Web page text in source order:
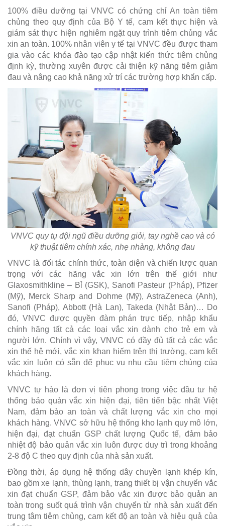
100% điều dưỡng tại VNVC có chứng chỉ An toàn tiêm
chủng theo quy định của Bộ Y tế, cam kết thực hiện và
giám sát thực hiện nghiêm ngặt quy trình tiêm chủng vắc
xin an toàn. 100% nhân viên y tế tại VNVC đều được tham
gia vào các khóa đào tạo cập nhật kiến thức tiêm chủng
định kỳ, thường xuyên được cải thiện kỹ năng tiêm giảm
đau và nâng cao khả năng xử trí các trường hợp khẩn cấp.
VNVC quy tụ đội ngũ điều dưỡng giỏi, tay nghề cao và có
kỹ thuật tiêm chính xác, nhẹ nhàng, không đau
VNVC là đối tác chính thức, toàn diện và chiến lược quan
trọng với các hãng vắc xin lớn trên thế giới như
Glaxosmithkline – Bỉ (GSK), Sanofi Pasteur (Pháp), Pfizer
(Mỹ), Merck Sharp and Dohme (Mỹ), AstraZeneca (Anh),
Sanofi (Pháp), Abbott (Hà Lan), Takeda (Nhật Bản)… Do
đó, VNVC được quyền đàm phán trực tiếp, nhập khẩu
chính hãng tất cả các loại vắc xin dành cho trẻ em và
người lớn. Chính vì vậy, VNVC có đầy đủ tất cả các vắc
xin thế hệ mới, vắc xin khan hiếm trên thị trường, cam kết
vắc xin luôn có sẵn để phục vụ nhu cầu tiêm chủng của
khách hàng.
VNVC tự hào là đơn vị tiên phong trong việc đầu tư hệ
thống bảo quản vắc xin hiện đại, tiên tiến bậc nhất Việt
Nam, đảm bảo an toàn và chất lượng vắc xin cho mọi
khách hàng. VNVC sở hữu hệ thống kho lạnh quy mô lớn,
hiện đại, đạt chuẩn GSP chất lượng Quốc tế, đảm bảo
nhiệt độ bảo quản vắc xin luôn được duy trì trong khoảng
2-8 độ C theo quy định của nhà sản xuất.
Đồng thời, áp dụng hệ thống dây chuyền lạnh khép kín,
bao gồm xe lạnh, thùng lạnh, trang thiết bị vận chuyển vắc
xin đạt chuẩn GSP, đảm bảo vắc xin được bảo quản an
toàn trong suốt quá trình vận chuyển từ nhà sản xuất đến
trung tâm tiêm chủng, cam kết độ an toàn và hiệu quả của